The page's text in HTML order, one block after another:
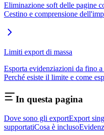
Eliminazione soft delle pagine
Cestino e comprensione
Limiti export di massa
Esporta evidenziazioni da fino
Perché esiste il limite e come
In questa pagina
Dove sono gli exportExport
supportatiCosa è incluso